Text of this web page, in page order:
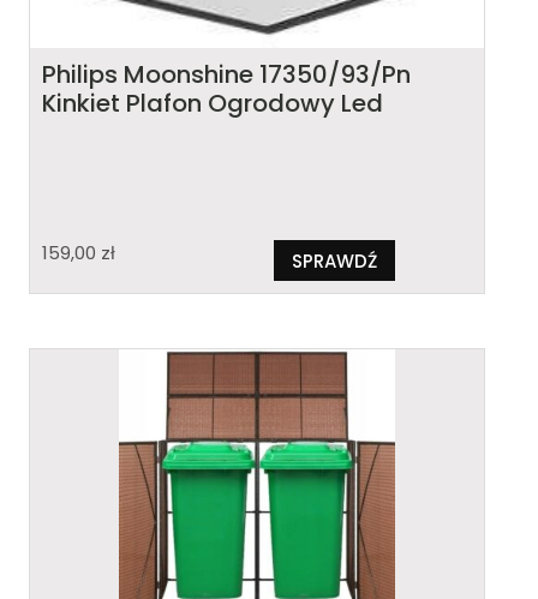
Philips Moonshine 17350/93/Pn
Kinkiet Plafon Ogrodowy Led
159,00 zł SPRAWDŹ